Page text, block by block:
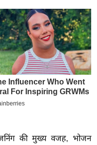
की मुख्य वजह, भोजन